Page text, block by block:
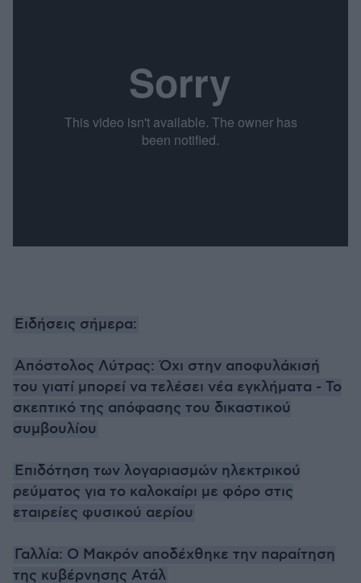
Ειδήσεις σήμερα:
Απόστολος Λύτρας: Όχι στην αποφυλάκισή
του γιατί μπορεί να τελέσει νέα εγκλήματα - Το
σκεπτικό της απόφασης του δικαστικού
συμβουλίου
Επιδότηση των λογαριασμών ηλεκτρικού
ρεύματος για το καλοκαίρι με φόρο στις
εταιρείες φυσικού αερίου
Γαλλία: Ο Μακρόν αποδέχθηκε την παραίτηση
της κυβέρνησης Ατάλ